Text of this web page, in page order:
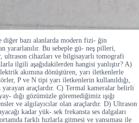
diğer bazı alanlarda modern fizi- ğin
yararlanılır. Bu sebeple gü- neş pilleri,
ultrason cihazları ve bilgisayarlı tomografi
ilgili aşağıdakilerden hangisi yanlıştır? A)
akımına dönüştüren, yarı iletkenlerle
P ve N tipi yarı iletkenlerin kullanıldığı,
araçlardır. C) Termal kameralar belirli
dığı gözümüzle göremediğimiz ışığı
ve algılayıcılar olan araçlardır. D) Ultrason
kadar yük- sek frekansta ses dalgaları
farklı hızlarla gitmesi ve yansıması ile